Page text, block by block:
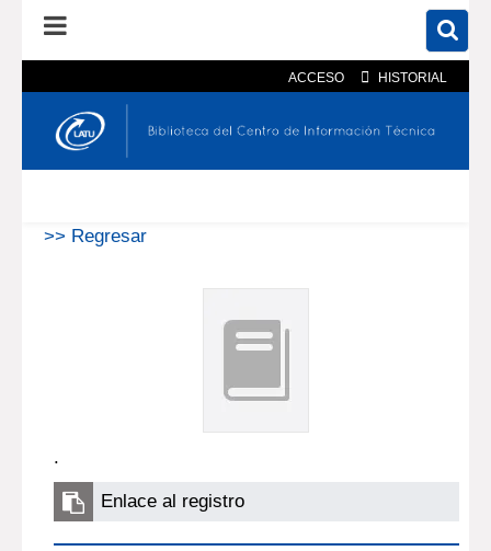
ACCESO HISTORIAL
En el catálogo En el sitio
>> Regresar
.
Enlace al registro